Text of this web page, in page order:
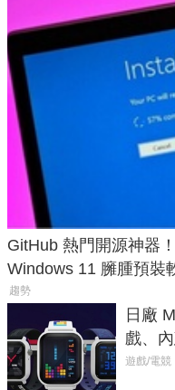
GitHub 熱門開源神器
Windows 11 臃腫預裝
趨勢
日廠
戲、
不過
遊戲/電競